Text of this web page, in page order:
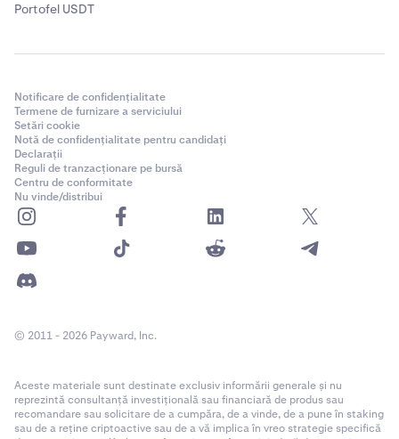
Portofel USDT
Notificare de confidențialitate
Termene de furnizare a serviciului
Setări cookie
Notă de confidențialitate pentru candidați
Declarații
Reguli de tranzacționare pe bursă
Centru de conformitate
Nu vinde/distribui
© 2011 - 2026 Payward, Inc.
Aceste materiale sunt destinate exclusiv informării generale și nu
reprezintă consultanță investițională sau financiară de produs sau
recomandare sau solicitare de a cumpăra, de a vinde, de a pune în staking
sau de a reține criptoactive sau de a vă implica în vreo strategie specifică